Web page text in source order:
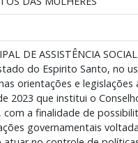
DE ASSISTÊNCIA
do Espirito Santo, no
orientações e legislações
2023 que institui o
com a finalidade de
governamentais